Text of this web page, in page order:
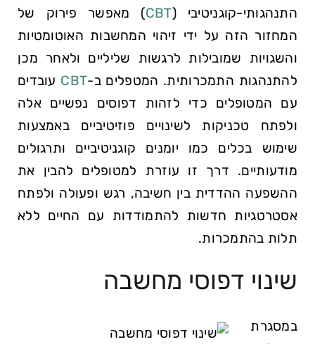
התנהגותי-קוגניטיבי (CBT) מאפשר פירוק של
המחזור הזה על ידי זיהוי המחשבות האוטומטיות
והשגויות שמובילות לרגשות שליליים ולאחר מכן
להתנהגות התמכרותית. המטפלים ב-CBT עובדים
עם המטופלים כדי לזהות דפוסים נפשיים אלה
ולפתח טכניקות לשינויים פוזיטיביים באמצעות
שימוש בכלים כמו יומנים קוגניטיביים ותרגולים
מודעותיים. דרך זו עוזרת למטופלים להבין את
ההשפעה ההדדית בין חשיבה, רגש ופעולה ולפתח
אסטרטגיות חדשות להתמודדות עם החיים ללא
תלות בהתמכרות.
שינוי דפוסי מחשבה
במסגרת